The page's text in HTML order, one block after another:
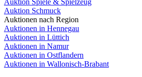
Auktion Spiele & Spielzeug
Auktion Schmuck
Auktionen nach Region
Auktionen in Hennegau
Auktionen in Lüttich
Auktionen in Namur
Auktionen in Ostflandern
Auktionen in Wallonisch-Brabant